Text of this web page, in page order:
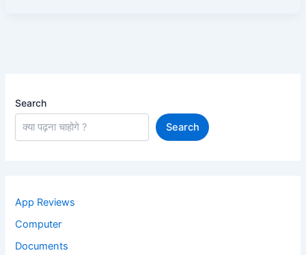
Search
Search
App Reviews
Computer
Documents